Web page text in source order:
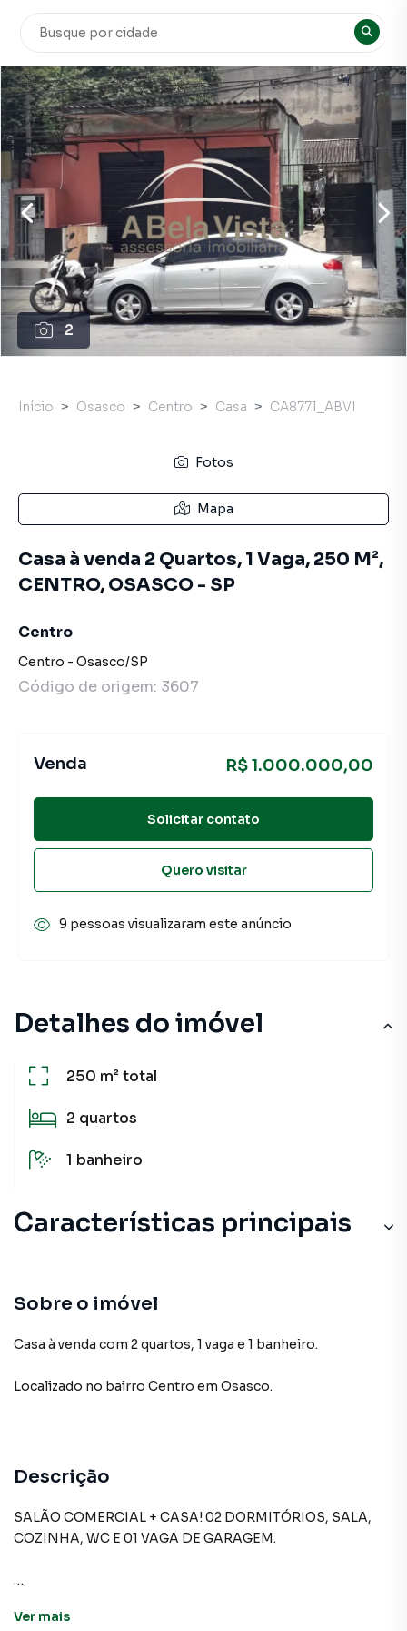
2
Detalhes do imóvel
250 m²total
2 quartos
1 banheiro
Características principais
Sobre o imóvel
Casa à venda com 2 quartos, 1 vaga e 1 banheiro.
Localizado no bairro Centro em Osasco.
Descrição
SALÃO COMERCIAL + CASA! 02 DORMITÓRIOS, SALA,
COZINHA, WC E 01 VAGA DE GARAGEM.
em Osasco. Não encontrou o que procurava ou deseja
Ver mais
Início Osasco Centro Casa CA8771_ABVI
Fotos
Mapa
Casa à venda 2 Quartos, 1 Vaga, 250 M²,
CENTRO, OSASCO - SP
Centro
Centro - Osasco/SP
Código de origem: 3607
Venda R$ 1.000.000,00
Solicitar contato
Quero visitar
9 pessoas visualizaram este anúncio